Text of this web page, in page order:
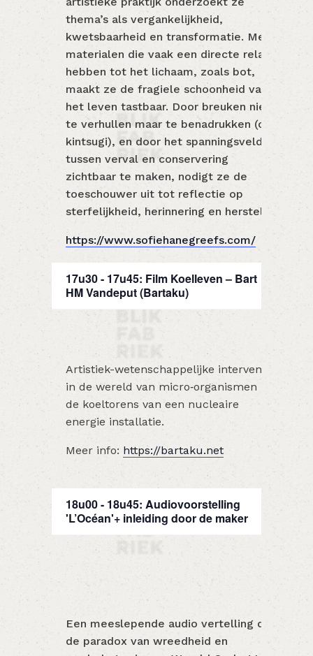
thema’s als vergankelijkheid,
kwetsbaarheid en transformatie. Met
materialen die vaak een directe relatie
hebben tot het lichaam, zoals bot,
maakt ze de fragiele schoonheid van
het leven tastbaar. Door breuken niet
te verhullen maar te benadrukken (cfr.
kintsugi), en door het spanningsveld
tussen verval en conservering
zichtbaar te maken, nodigt ze de
toeschouwer uit tot reflectie op
sterfelijkheid, herinnering en herstel.
https://www.sofiehanegreefs.com/
17u30 - 17u45: Film Koelleven – Bart
HM Vandeput (Bartaku)
Artistiek-wetenschappelijke interventie
in de wereld van micro‑organismen in
de koeltorens van een nucleaire
energie installatie.
Meer info: https://bartaku.net
18u00 - 18u45: Audiovoorstelling
'L’Océan'+ inleiding door de maker
Een meeslepende audio vertelling die
de paradox van wreedheid en